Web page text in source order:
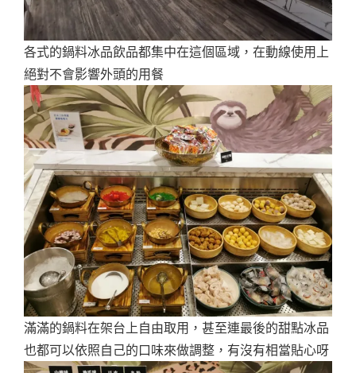
各式的鍋料冰品飲品都集中在這個區域，在動線使用上
絕對不會影響外頭的用餐
滿滿的鍋料在架台上自由取用，甚至連最後的甜點冰品
也都可以依照自己的口味來做調整，有沒有相當貼心呀